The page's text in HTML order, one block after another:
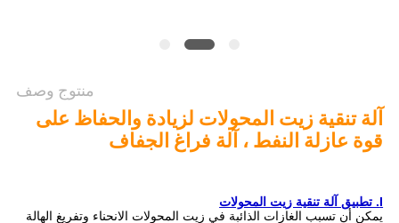
منتوج وصف
آلة تنقية زيت المحولات لزيادة والحفاظ على
قوة عازلة النفط ، آلة فراغ الجفاف
I. تطبيق آلة تنقية زيت المحولات
يمكن أن تسبب الغازات الذائبة في زيت المحولات الانحناء وتفريغ الهالة